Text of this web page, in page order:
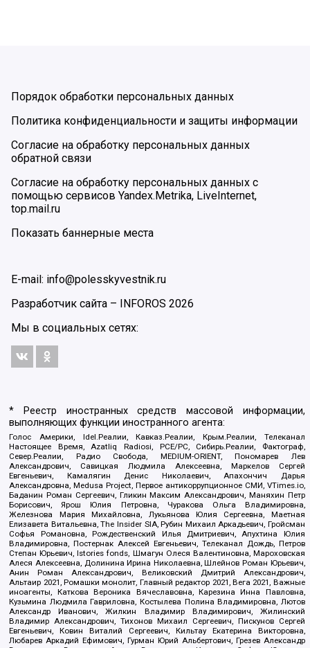
Порядок обработки персональных данных
Политика конфиденциальности и защиты информации
Согласие на обработку персональных данных
обратной связи
Согласие на обработку персональных данных с
помощью сервисов Yandex.Metrika, LiveInternet,
top.mail.ru
Показать баннерные места
E-mail: info@polesskyvestnik.ru
Разработчик сайта – INFOROS 2026
Мы в социальных сетях:
* Реестр иностранных средств массовой информации,
выполняющих функции иностранного агента:
Голос Америки, Idel.Реалии, Кавказ.Реалии, Крым.Реалии, Телеканал
Настоящее Время, Azatliq Radiosi, PCE/PC, Сибирь.Реалии, Фактограф,
Север.Реалии, Радио Свобода, MEDIUM-ORIENT, Пономарев Лев
Александрович, Савицкая Людмила Алексеевна, Маркелов Сергей
Евгеньевич, Камалягин Денис Николаевич, Апахончич Дарья
Александровна, Medusa Project, Первое антикоррупционное СМИ, VTimes.io,
Баданин Роман Сергеевич, Гликин Максим Александрович, Маняхин Петр
Борисович, Ярош Юлия Петровна, Чуракова Ольга Владимировна,
Железнова Мария Михайловна, Лукьянова Юлия Сергеевна, Маетная
Елизавета Витальевна, The Insider SIA, Рубин Михаил Аркадьевич, Гройсман
Софья Романовна, Рождественский Илья Дмитриевич, Апухтина Юлия
Владимировна, Постернак Алексей Евгеньевич, Телеканал Дождь, Петров
Степан Юрьевич, Istories fonds, Шмагун Олеся Валентиновна, Мароховская
Алеся Алексеевна, Долинина Ирина Николаевна, Шлейнов Роман Юрьевич,
Анин Роман Александрович, Великовский Дмитрий Александрович,
Альтаир 2021, Ромашки монолит, Главный редактор 2021, Вега 2021, Важные
иноагенты, Каткова Вероника Вячеславовна, Карезина Инна Павловна,
Кузьмина Людмила Гавриловна, Костылева Полина Владимировна, Лютов
Александр Иванович, Жилкин Владимир Владимирович, Жилинский
Владимир Александрович, Тихонов Михаил Сергеевич, Пискунов Сергей
Евгеньевич, Ковин Виталий Сергеевич, Кильтау Екатерина Викторовна,
Любарев Аркадий Ефимович, Гурман Юрий Альбертович, Грезев Александр